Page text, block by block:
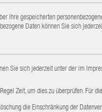
gespeicherten
Daten können Sie sich
Sie sich jederzeit unter der im
Zeit, um dies zu überprüfen. Für
die Einschränkung der